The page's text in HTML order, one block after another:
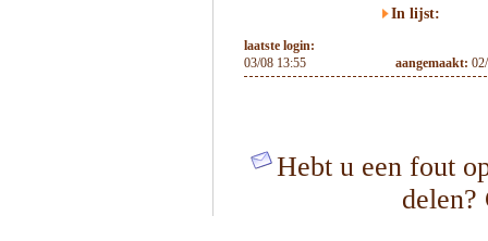
In lijst:
laatste login:
03/08 13:55
aangemaakt:
Hebt u een fout